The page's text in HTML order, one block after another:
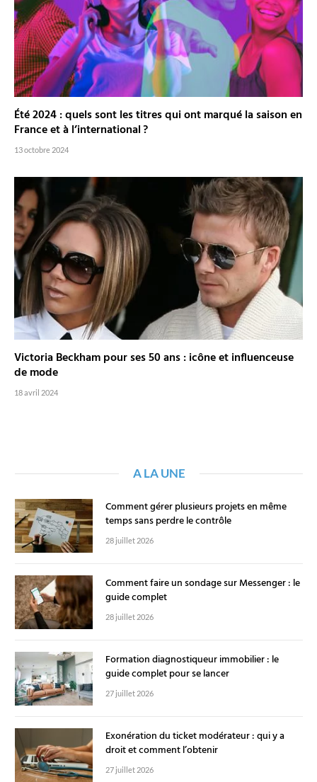
Été 2024 : quels sont les titres qui ont marqué la saison en
France et à l’international ?
13 octobre 2024
Victoria Beckham pour ses 50 ans : icône et influenceuse
de mode
18 avril 2024
A LA UNE
Comment gérer plusieurs projets en même
temps sans perdre le contrôle
28 juillet 2026
Comment faire un sondage sur Messenger : le
guide complet
28 juillet 2026
Formation diagnostiqueur immobilier : le
guide complet pour se lancer
27 juillet 2026
Exonération du ticket modérateur : qui y a
droit et comment l’obtenir
27 juillet 2026